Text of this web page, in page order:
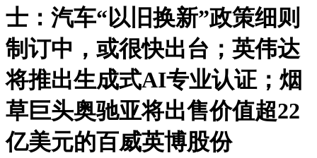
士：汽车“以旧换新”政策细则
制订中，或很快出台；英伟达
将推出生成式AI专业认证；烟
草巨头奥驰亚将出售价值超22
亿美元的百威英博股份